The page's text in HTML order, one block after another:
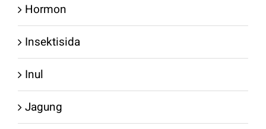
Hormon
Insektisida
Inul
Jagung